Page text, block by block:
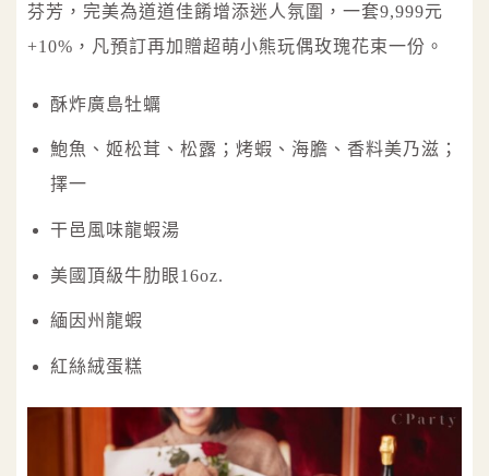
芬芳，完美為道道佳餚增添迷人氛圍，一套9,999元
+10%，凡預訂再加贈超萌小熊玩偶玫瑰花束一份。
酥炸廣島牡蠣
鮑魚、姬松茸、松露；烤蝦、海膽、香料美乃滋；
擇一
干邑風味龍蝦湯
美國頂級牛肋眼16oz.
緬因州龍蝦
紅絲絨蛋糕